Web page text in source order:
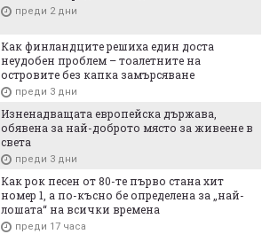
преди 2 дни
Как финландците решиха един доста
неудобен проблем – тоалетните на
островите без капка замърсяване
преди 3 дни
Изненадващата европейска държава,
обявена за най-доброто място за живеене в
света
преди 3 дни
Как рок песен от 80-те първо стана хит
номер 1, а по-късно бе определена за „най-
лошата“ на всички времена
преди 17 часа